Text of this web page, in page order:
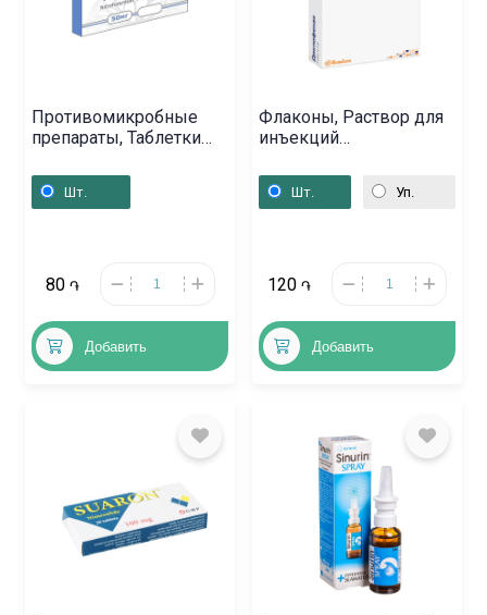
Противомикробные
препараты, Таблетки
Բելառուս
Шт.
80 ֏
Добавить
Флаконы, Раствор для
инъекций
Սերբիա
Шт. Уп.
120 ֏
Добавить